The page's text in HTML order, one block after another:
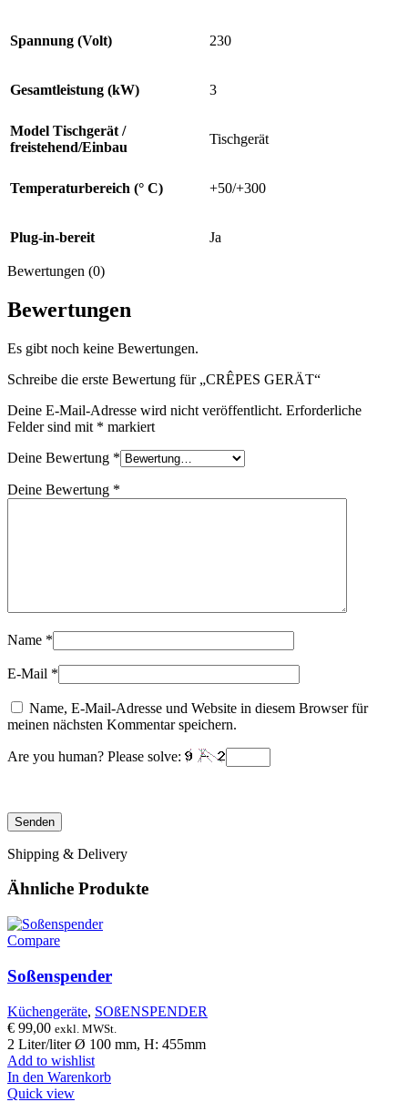
Spannung (Volt) 230
Gesamtleistung (kW) 3
Model Tischgerät /
freistehend/Einbau
Tischgerät
Temperaturbereich (° C) +50/+300
Plug-in-bereit Ja
Bewertungen (0)
Bewertungen
Es gibt noch keine Bewertungen.
Schreibe die erste Bewertung für „CRÊPES GERÄT“
Deine E-Mail-Adresse wird nicht veröffentlicht. Erforderliche
Felder sind mit * markiert
Deine Bewertung *
Deine Bewertung *
Name *
E-Mail *
Name, E-Mail-Adresse und Website in diesem Browser für
meinen nächsten Kommentar speichern.
Are you human? Please solve:
Shipping & Delivery
Ähnliche Produkte
Compare
Soßenspender
Küchengeräte, SOßENSPENDER
€ 99,00 exkl. MWSt.
2 Liter/liter Ø 100 mm, H: 455mm
Add to wishlist
In den Warenkorb
Quick view